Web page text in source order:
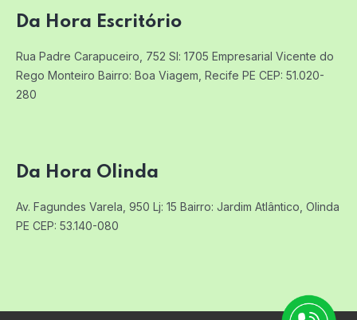
Da Hora Escritório
Rua Padre Carapuceiro, 752 Sl: 1705 Empresarial Vicente do
Rego Monteiro Bairro: Boa Viagem, Recife PE CEP: 51.020-
280
Da Hora Olinda
Av. Fagundes Varela, 950 Lj: 15 Bairro: Jardim Atlântico, Olinda
PE CEP: 53.140-080